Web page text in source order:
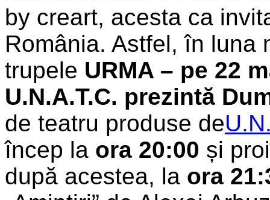
by creart, acesta ca
România. Astfel, în luna
trupele URMA – pe 22
U.N.A.T.C. prezintă
de teatru produse de
încep la ora 20:00 și
după acestea, la ora